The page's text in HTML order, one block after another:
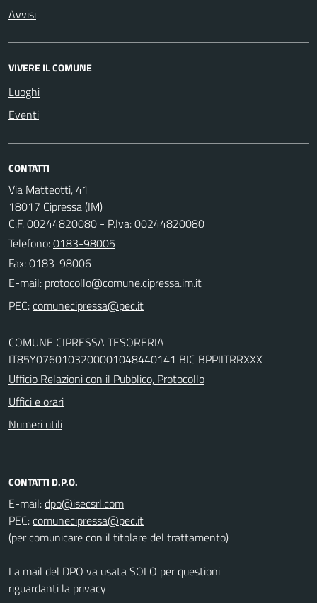
Avvisi
VIVERE IL COMUNE
Luoghi
Eventi
CONTATTI
Via Matteotti, 41
18017 Cipressa (IM)
C.F. 00244820080 - P.Iva: 00244820080
Telefono:0183-98005
Fax: 0183-98006
E-mail:
PEC:
COMUNE CIPRESSA TESORERIA
IT85Y0760103200001048440141 BIC BPPIITRRXXX
Ufficio Relazioni con il Pubblico, Protocollo
Uffici e orari
Numeri utili
CONTATTI D.P.O.
E-mail:
PEC:
(per comunicare con il titolare del trattamento)
La mail del DPO va usata SOLO per questioni
riguardanti la privacy